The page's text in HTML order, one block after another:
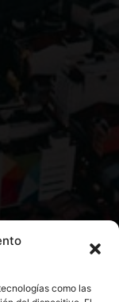
como las